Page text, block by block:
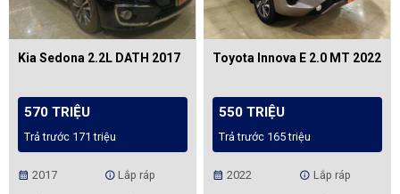
Kia Sedona 2.2L DATH 2017
570 TRIỆU
Trả trước 171 triệu
calendar_month 2017 info Lắp ráp
Toyota Innova E 2.0 MT 2022
550 TRIỆU
Trả trước 165 triệu
calendar_month 2022 info Lắp ráp